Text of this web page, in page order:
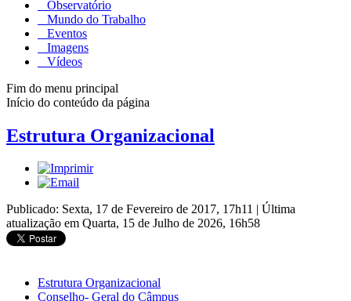
Observatório
Mundo do Trabalho
Eventos
Imagens
Vídeos
Fim do menu principal
Início do conteúdo da página
Estrutura Organizacional
Publicado: Sexta, 17 de Fevereiro de 2017, 17h11 | Última
atualização em Quarta, 15 de Julho de 2026, 16h58
Estrutura Organizacional
Conselho- Geral do Câmpus